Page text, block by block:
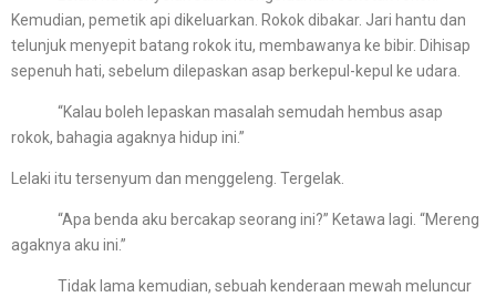
Kemudian, pemetik api dikeluarkan. Rokok dibakar. Jari hantu dan
telunjuk menyepit batang rokok itu, membawanya ke bibir. Dihisap
sepenuh hati, sebelum dilepaskan asap berkepul-kepul ke udara.
“Kalau boleh lepaskan masalah semudah hembus asap
rokok, bahagia agaknya hidup ini.”
Lelaki itu tersenyum dan menggeleng. Tergelak.
“Apa benda aku bercakap seorang ini?” Ketawa lagi. “Mereng
agaknya aku ini.”
Tidak lama kemudian, sebuah kenderaan mewah meluncur